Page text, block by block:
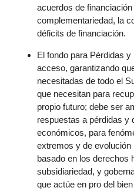
acuerdos de
complementariedad, la
déficits de financiación.
El fondo para Pérdidas
acceso, garantizando
necesitadas de todo el
que necesitan para
propio futuro; debe ser
respuestas a pérdidas y
económicos, para
extremos y de evolución
basado en los derechos
subsidiariedad, y
que actúe en pro del